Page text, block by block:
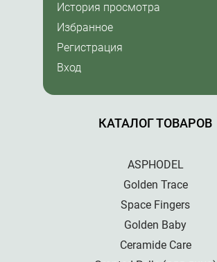
КАТАЛОГ ТОВАРОВ
ASPHODEL
Golden Trace
Space Fingers
Golden Baby
Ceramide Care
История просмотра
Избранное
Регистрация
Вход